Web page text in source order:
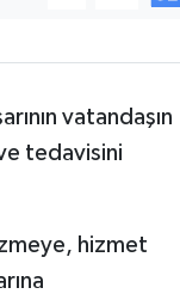
vatandaşın
tedavisini
hizmet